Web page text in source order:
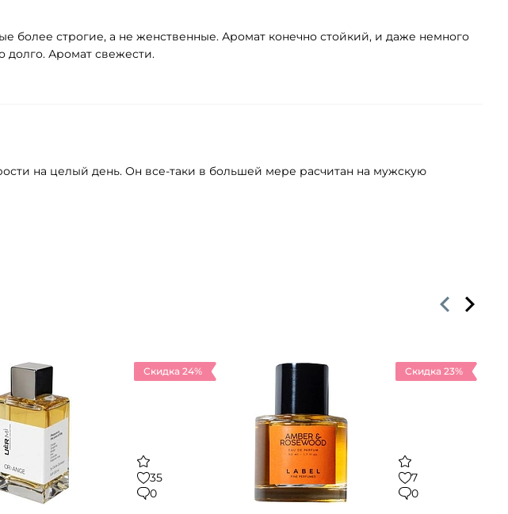
более строгие, а не женственные. Аромат конечно стойкий, и даже немного
долго. Аромат свежести.
на целый день. Он все-таки в большей мере расчитан на мужскую
Скидка 24%
35
0
Скидка 23%
7
0